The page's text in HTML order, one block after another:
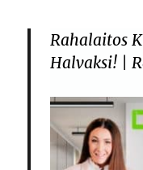
Rahalaitos
Halvaksi! |